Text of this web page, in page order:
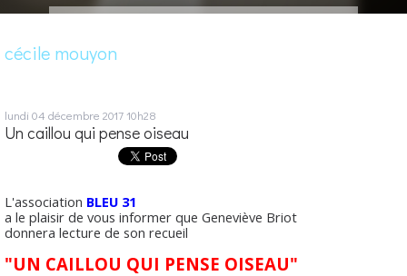
cécile mouyon
lundi 04 décembre 201710h28
Un caillou qui pense oiseau
L'association BLEU 31
a le plaisir de vous informer que Geneviève Briot
donnera lecture de son recueil
"UN CAILLOU QUI PENSE OISEAU"